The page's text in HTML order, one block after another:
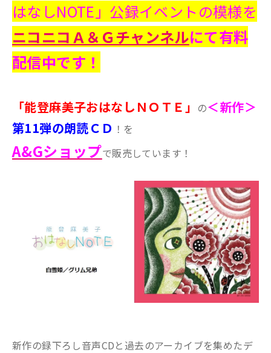
はなしNOTE」公録イベントの模様を
ニコニコＡ＆Ｇチャンネルにて有料
配信中です！
「能登麻美子おはなしＮＯＴＥ」 の＜新作＞
第11弾の朗読ＣＤ ！を
A&Gショップで販売しています！
新作の録下ろし音声CDと過去のアーカイブを集めたデ